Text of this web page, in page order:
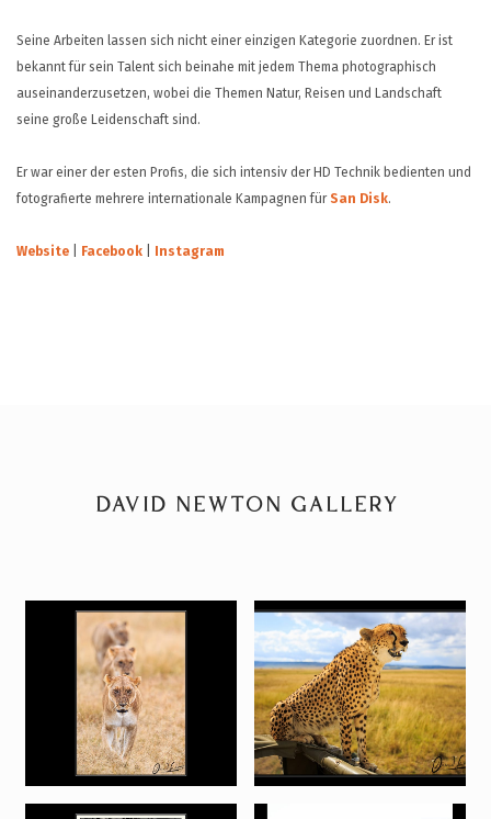
Seine Arbeiten lassen sich nicht einer einzigen Kategorie zuordnen. Er ist
bekannt für sein Talent sich beinahe mit jedem Thema photographisch
auseinanderzusetzen, wobei die Themen Natur, Reisen und Landschaft
seine große Leidenschaft sind.
Er war einer der esten Profis, die sich intensiv der HD Technik bedienten und
fotografierte mehrere internationale Kampagnen für San Disk.
Website Facebook Instagram
DAVID NEWTON GALLERY